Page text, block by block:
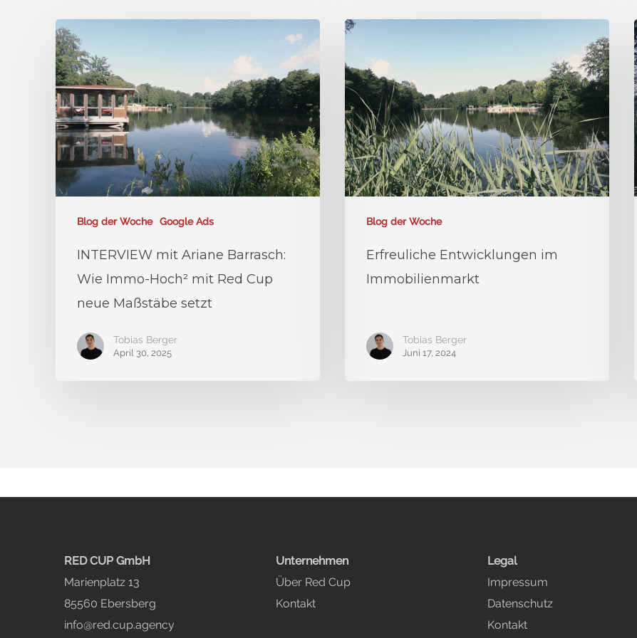
Blog der Woche Google Ads
INTERVIEW mit Ariane Barrasch:
Wie Immo-Hoch² mit Red Cup
neue Maßstäbe setzt
Tobias Berger
April 30, 2025
Blog der Woche
Erfreuliche Entwicklungen im
Immobilienmarkt
Tobias Berger
Juni 17, 2024
RED CUP GmbH
Marienplatz 13
85560 Ebersberg
info@red.cup.agency
Unternehmen
Über Red Cup
Kontakt
Legal
Impressum
Datenschutz
Kontakt